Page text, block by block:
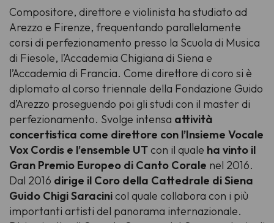
Compositore, direttore e violinista ha studiato ad
Arezzo e Firenze, frequentando parallelamente
corsi di perfezionamento presso la Scuola di Musica
di Fiesole, l’Accademia Chigiana di Siena e
l’Accademia di Francia. Come direttore di coro si è
diplomato al corso triennale della Fondazione Guido
d’Arezzo proseguendo poi gli studi con il master di
perfezionamento. Svolge intensa attività
concertistica come direttore con l’Insieme Vocale
Vox Cordis e l’ensemble UTcon il quale ha vinto il
Gran Premio Europeo di Canto Corale nel 2016.
Dal 2016 dirige il Coro della Cattedrale di Siena
Guido Chigi Saracinicol quale collabora con i più
importanti artisti del panorama internazionale.